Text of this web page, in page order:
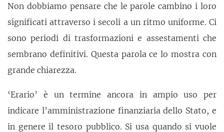
Non dobbiamo pensare che le parole cambino i loro
significati attraverso i secoli a un ritmo uniforme. Ci
sono periodi di trasformazioni e assestamenti che
sembrano definitivi. Questa parola ce lo mostra con
grande chiarezza.
‘Erario’ è un termine ancora in ampio uso per
indicare l’amministrazione finanziaria dello Stato, e
in genere il tesoro pubblico. Si usa quando si vuole